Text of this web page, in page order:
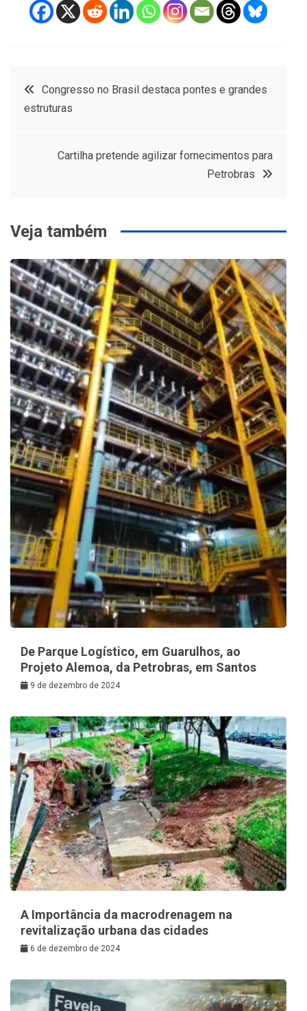
Navegação
Congresso no Brasil destaca pontes e grandes
estruturas
Cartilha pretende agilizar fornecimentos para
Petrobras
Veja também
De Parque Logístico, em Guarulhos, ao
Projeto Alemoa, da Petrobras, em Santos
9 de dezembro de 2024
A Importância da macrodrenagem na
revitalização urbana das cidades
6 de dezembro de 2024